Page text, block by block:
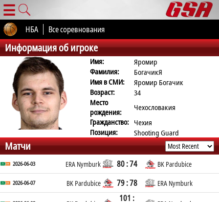
☰
НБА Все соревнования
Информация об игроке
Имя:
Яромир
Фамилия:
БогачикЯ
Имя в СМИ:
Яромир Богачик
Возраст:
34
Место
рождения:
Чехословакия
Гражданство: Чехия
Позиция:
Shooting Guard
Матчи
2026-06-03 ERA Nymburk 80 : 74 BK Pardubice
2026-06-07 BK Pardubice 79 : 78 ERA Nymburk
101 :